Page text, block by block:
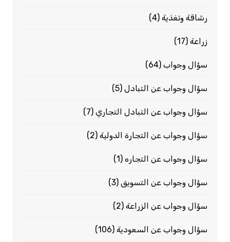
رشاقة وتغذية(4)
زراعة(17)
سؤال وجواب(64)
سؤال وجواب عن التبادل(5)
سؤال وجواب عن التبادل التجاري(7)
سؤال وجواب عن التجارة الدولية(2)
سؤال وجواب عن التجاره(1)
سؤال وجواب عن التسويق(3)
سؤال وجواب عن الزراعة(2)
سؤال وجواب عن السعودية(106)